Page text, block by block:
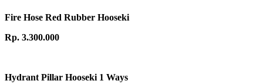
Fire Hose Red Rubber Hooseki
Rp. 3.300.000
Hydrant Pillar Hooseki 1 Ways